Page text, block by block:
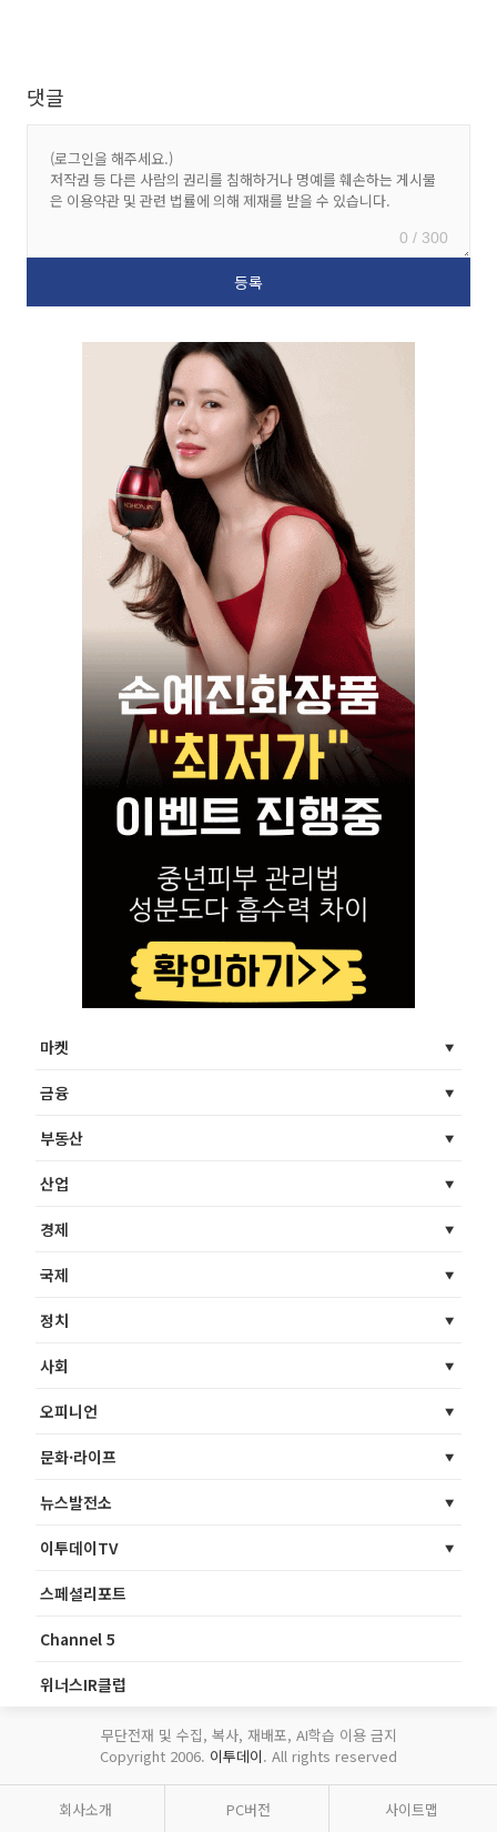
댓글
0 / 300
마켓
금융
부동산
산업
경제
국제
정치
사회
오피니언
문화·라이프
뉴스발전소
이투데이TV
스페셜리포트
Channel 5
위너스IR클럽
무단전재 및 수집, 복사, 재배포, AI학습 이용 금지
Copyright 2006. 이투데이. All rights reserved
회사소개 PC버전 사이트맵